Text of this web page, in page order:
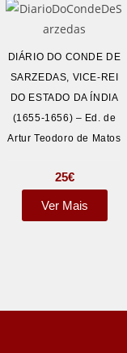
DIÁRIO DO CONDE DE
SARZEDAS, VICE-REI
DO ESTADO DA ÍNDIA
(1655-1656) – Ed. de
Artur Teodoro de Matos
25€
Ver Mais